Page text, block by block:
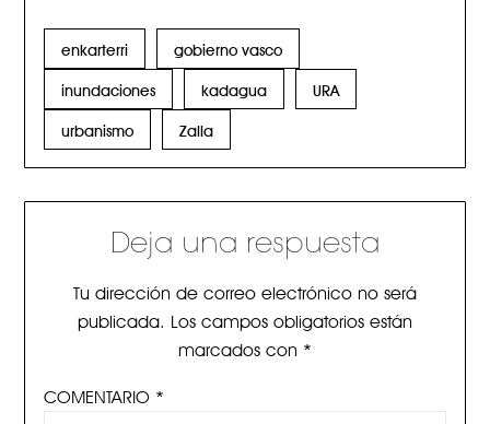
enkarterri gobierno vasco
inundaciones kadagua URA
urbanismo Zalla
Deja una respuesta
Tu dirección de correo electrónico no será
publicada. Los campos obligatorios están
marcados con *
COMENTARIO *